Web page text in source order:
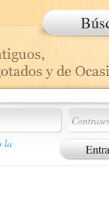
la